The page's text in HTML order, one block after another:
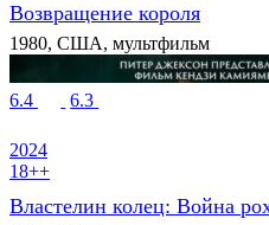
Возвращение короля
1980, США, мультфильм
6.4 6.3
2024
18++
Властелин колец: Война